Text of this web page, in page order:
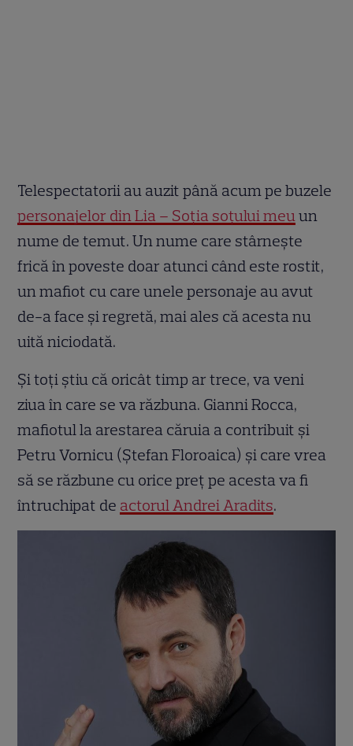
Telespectatorii au auzit până acum pe buzele
personajelor din Lia – Soția soțului meuun
nume de temut. Un nume care stârnește
frică în poveste doar atunci când este rostit,
un mafiot cu care unele personaje au avut
de-a face și regretă, mai ales că acesta nu
uită niciodată.
Și toți știu că oricât timp ar trece, va veni
ziua în care se va răzbuna. Gianni Rocca,
mafiotul la arestarea căruia a contribuit şi
Petru Vornicu (Ştefan Floroaica) și care vrea
să se răzbune cu orice preț pe acesta va fi
întruchipat de actorul Andrei Aradits.